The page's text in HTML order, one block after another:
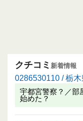
クチコミ 新着情報
0286530110 / 栃
宇都宮警察？／部
始めた？